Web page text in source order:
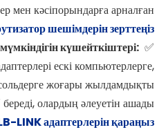
мен кәсіпорындарға арналған.
шешімдерін зерттеңіз
✅
күшейткіштері:
ескі компьютерлерге,
жоғары жылдамдықты
олардың әлеуетін ашады.
LINK адаптерлерін қараңыз